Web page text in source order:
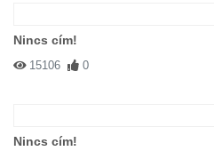
Nincs cím!
15106 0
Nincs cím!